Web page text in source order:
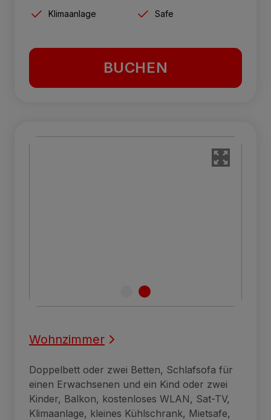
Klimaanlage
Safe
BUCHEN
Wohnzimmer
Doppelbett oder zwei Betten, Schlafsofa für
einen Erwachsenen und ein Kind oder zwei
Kinder, Balkon, kostenloses WLAN, Sat-TV,
Klimaanlage, kleines Kühlschrank, Mietsafe,